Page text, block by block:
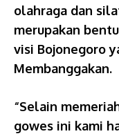
olahraga dan
merupakan
visi Bojonegoro
Membanggakan.
“Selain
gowes ini kami